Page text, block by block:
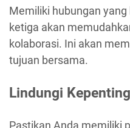
Memiliki hubungan
ketiga akan
kolaborasi. Ini akan
tujuan bersama.
Lindungi
Pastikan Anda memiliki